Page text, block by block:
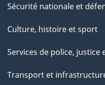
Sécurité nationale et
Culture, histoire et sport
Services de police, justice
Transport et